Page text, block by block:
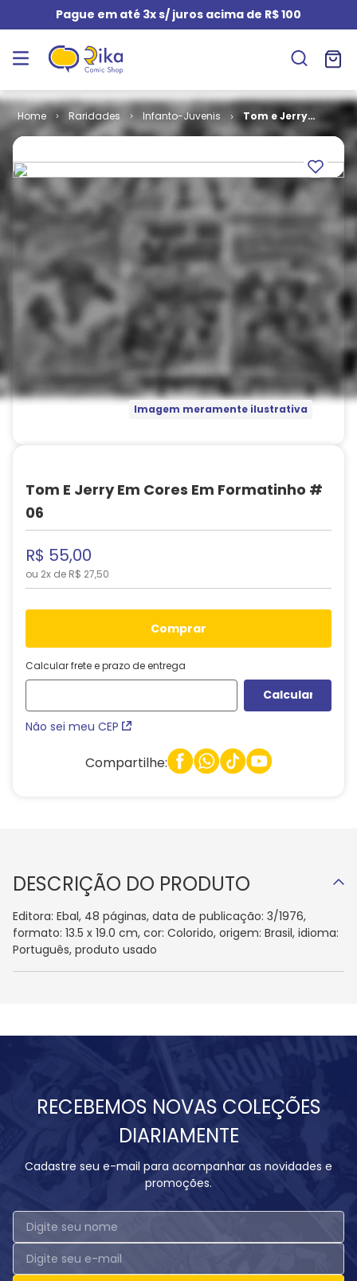
Pague em até 3x s/ juros acima de R$ 100
Raridades Infanto-Juvenis
Tom e Jerry
em Cores em
06
Imagem meramente ilustrativa
Tom E Jerry Em Cores Em Formatinho #
06
R$ 55,00
ou 2x de R$ 27,50
comprar
Calcular frete e prazo de entrega
Não sei meu CEP
Compartilhe:
DESCRIÇÃO DO PRODUTO
Editora: Ebal, 48 páginas, data de publicação: 3/1976,
formato: 13.5 x 19.0 cm, cor: Colorido, origem: Brasil, idioma:
Português, produto usado
RECEBEMOS NOVAS COLEÇÕES
DIARIAMENTE
Cadastre seu e-mail para acompanhar as novidades e
promoções.